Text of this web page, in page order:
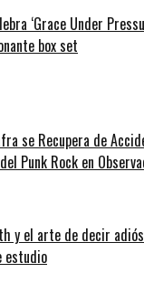
‘Grace Under
box set
se Recupera de
Punk Rock en
y el arte de decir
estudio